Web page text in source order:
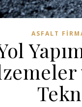
ASFALT